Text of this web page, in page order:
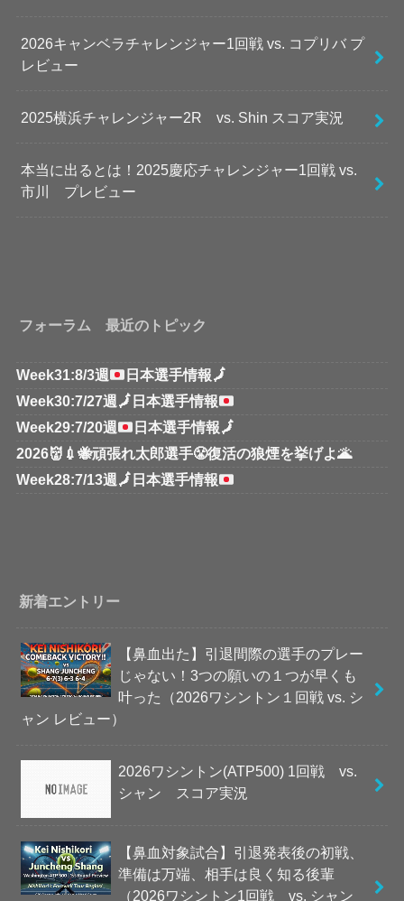
2026キャンベラチャレンジャー1回戦 vs. コプリバ プ
レビュー
2025横浜チャレンジャー2R vs. Shin スコア実況
本当に出るとは！2025慶応チャレンジャー1回戦 vs.
市川 プレビュー
フォーラム 最近のトピック
Week31:8/3週 日本選手情報🗾
Week30:7/27週 🗾 日本選手情報
Week29:7/20週
日本選手情報🗾
2026👹💉🐝頑張れ太郎選手😤復活の狼煙を挙げよ🌋
Week28:7/13週 🗾 日本選手情報
新着エントリー
【鼻血出た】引退間際の選手のプレー
じゃない！3つの願いの１つが早くも
叶った（2026ワシントン１回戦 vs. シ
ャン レビュー）
2026ワシントン(ATP500) 1回戦 vs.
シャン スコア実況
【鼻血対象試合】引退発表後の初戦、
準備は万端、相手は良く知る後輩
（2026ワシントン1回戦 vs. シャン